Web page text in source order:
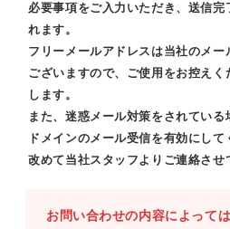
必要事項をご入力いただき、送信完
れます。
フリーメールアドレスは当社のメ
ございますので、ご使用をお控え
します。
また、迷惑メール対策をされている
ドメインのメール受信を有効にして
改めて当社スタッフよりご連絡させ
お問い合わせの内容によって